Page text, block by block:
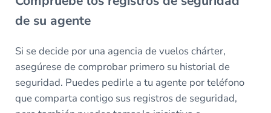
de su agente
Si se decide por una agencia de vuelos chárter,
asegúrese de comprobar primero su historial de
seguridad. Puedes pedirle a tu agente por teléfono
que comparta contigo sus registros de seguridad,